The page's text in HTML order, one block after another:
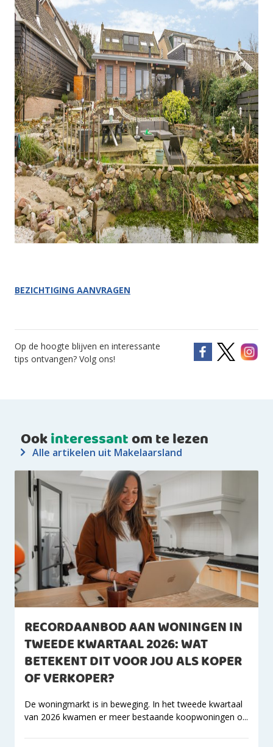
BEZICHTIGING AANVRAGEN
Op de hoogte blijven en interessante
tips ontvangen? Volg ons!
Ookinteressantom te lezen
Alle artikelen uit Makelaarsland
RECORDAANBOD AAN WONINGEN IN
TWEEDE KWARTAAL 2026: WAT
BETEKENT DIT VOOR JOU ALS KOPER
OF VERKOPER?
De woningmarkt is in beweging. In het tweede kwartaal
van 2026 kwamen er meer bestaande koopwoningen o...